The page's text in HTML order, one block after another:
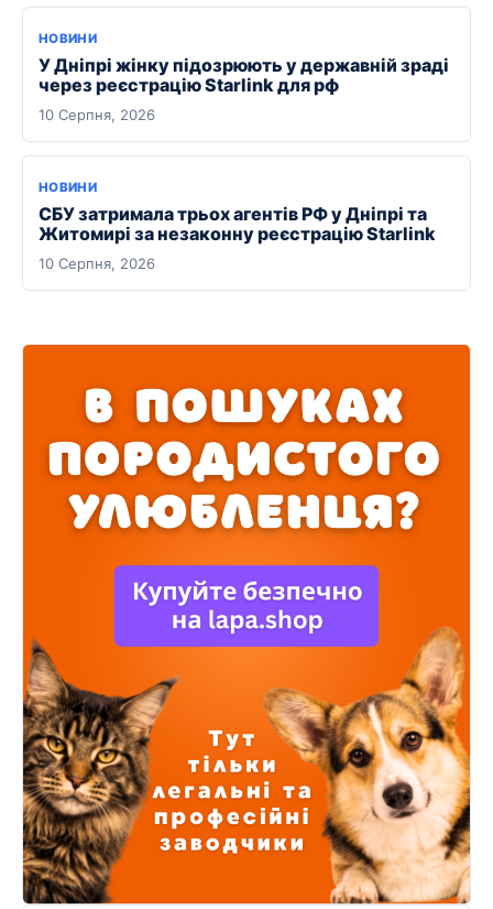
НОВИНИ
У Дніпрі жінку підозрюють у державній зраді
через реєстрацію Starlink для рф
10 Серпня, 2026
НОВИНИ
СБУ затримала трьох агентів РФ у Дніпрі та
Житомирі за незаконну реєстрацію Starlink
10 Серпня, 2026